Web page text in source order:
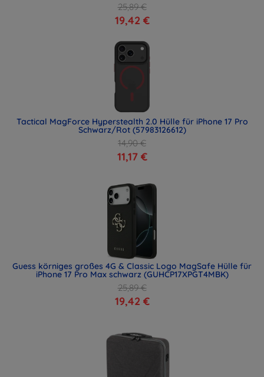
25,89 €
19,42 €
Tactical MagForce Hyperstealth 2.0 Hülle für iPhone 17 Pro
Schwarz/Rot (57983126612)
14,90 €
11,17 €
Guess körniges großes 4G & Classic Logo MagSafe Hülle für
iPhone 17 Pro Max schwarz (GUHCP17XPGT4MBK)
25,89 €
19,42 €